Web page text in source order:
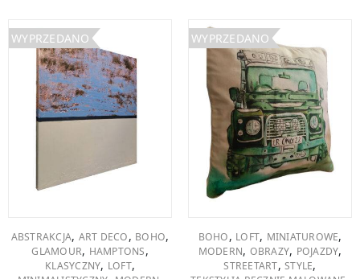
WYPRZEDANO
ABSTRAKCJA, ART DECO, BOHO,
GLAMOUR, HAMPTONS,
KLASYCZNY, LOFT,
WYPRZEDANO
BOHO, LOFT, MINIATUROWE,
MODERN, OBRAZY, POJAZDY,
STREETART,STYLE,